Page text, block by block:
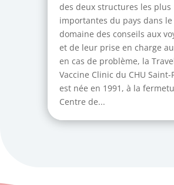
des deux structures les plus
importantes du pays dans le
domaine des conseils aux
et de leur prise en charge
en cas de problème, la
Vaccine Clinic du CHU Saint-
est née en 1991, à la
Centre de...